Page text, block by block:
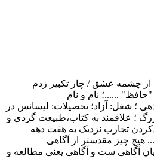
چشمه عشق / چار تکبیر زدم
......؛ نام و نام
؛ شغل: آزاد؛ تحصیلات: لیسانس در
؛ علاقمند به کتاب،طبیعت گردی و
تجارب نزدیک به هفت دهه
هیچ چیز مقدستر از آگاهی
آگاهی ست و آگاهی یعنی مطالعه و